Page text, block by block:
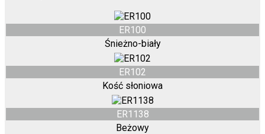
ER100
Śnieżno-biały
ER102
Kość słoniowa
ER1138
Beżowy